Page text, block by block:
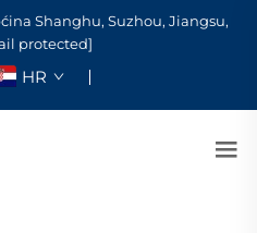
Shanghu, Suzhou, Jiangsu,
protected]
HR